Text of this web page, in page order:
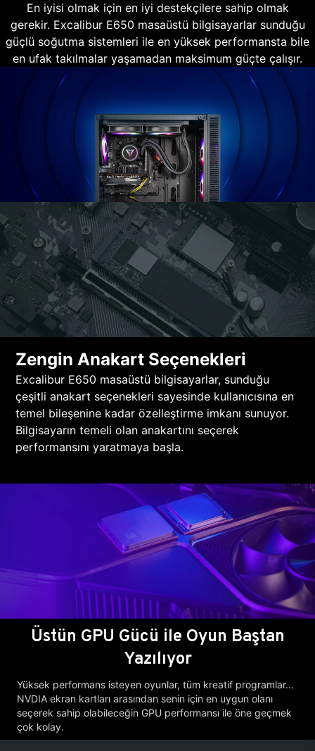
En iyisi olmak için en iyi destekçilere sahip olmak
gerekir. Excalibur E650 masaüstü bilgisayarlar sunduğu
güçlü soğutma sistemleri ile en yüksek performansta bile
en ufak takılmalar yaşamadan maksimum güçte çalışır.
Zengin Anakart Seçenekleri
Excalibur E650 masaüstü bilgisayarlar, sunduğu
çeşitli anakart seçenekleri sayesinde kullanıcısına en
temel bileşenine kadar özelleştirme imkanı sunuyor.
Bilgisayarın temeli olan anakartını seçerek
performansını yaratmaya başla.
Üstün GPU Gücü ile Oyun Baştan
Yazılıyor
Yüksek performans isteyen oyunlar, tüm kreatif programlar...
NVDIA ekran kartları arasından senin için en uygun olanı
seçerek sahip olabileceğin GPU performansı ile öne geçmek
çok kolay.